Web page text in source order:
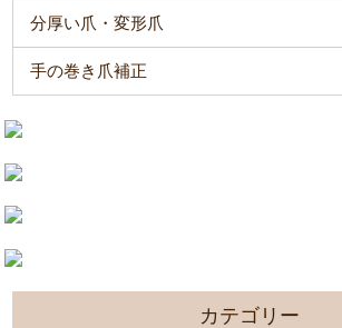
分厚い爪・変形爪
手の巻き爪補正
カテゴリー